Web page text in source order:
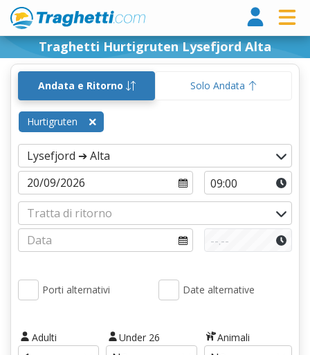
Traghetti Hurtigruten Lysefjord Alta
Andata e Ritorno Solo Andata
Hurtigruten
Porti alternativi Date alternative
Adulti Under 26 Animali